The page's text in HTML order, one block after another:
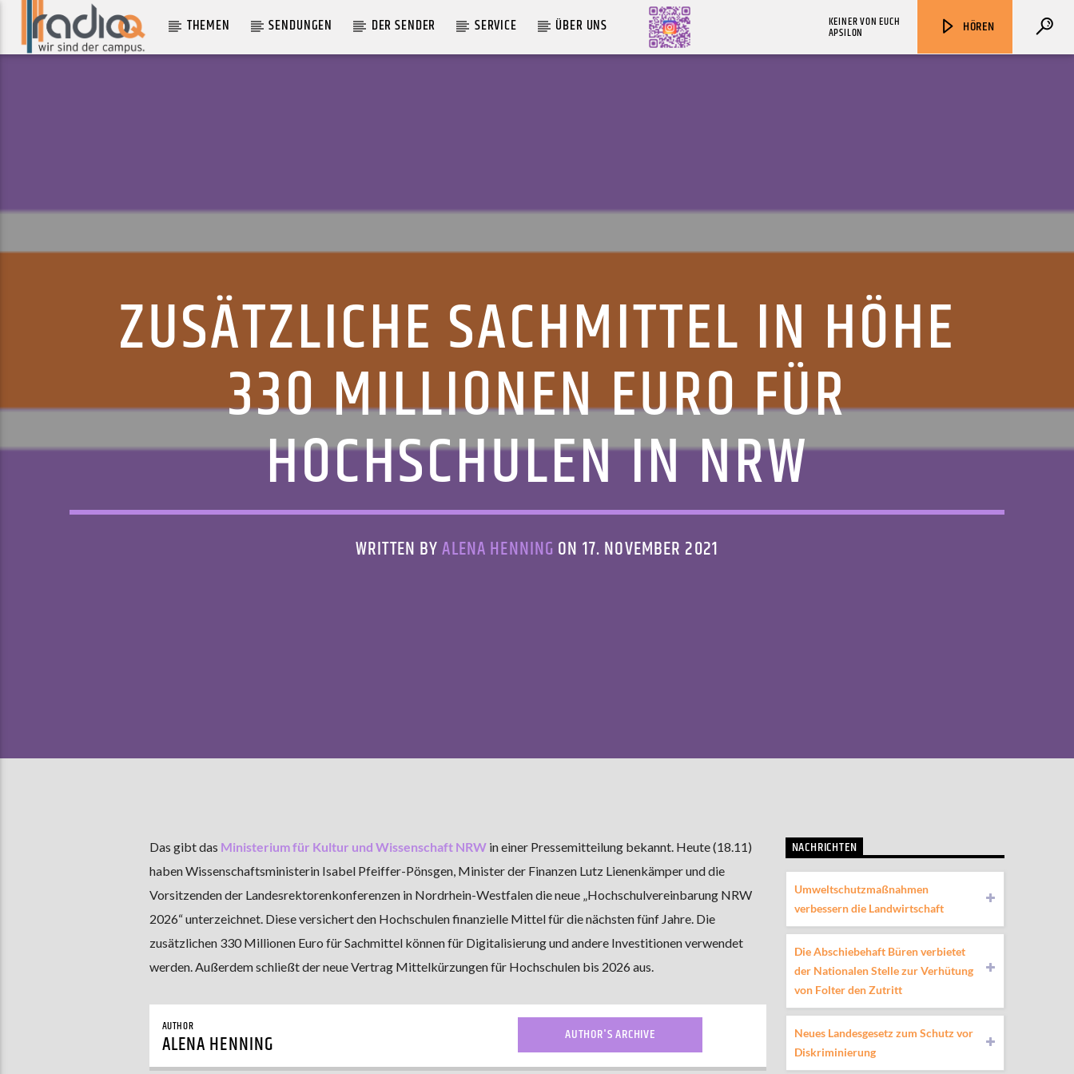
THEMEN SENDUNGEN DER SENDER SERVICE ÜBER UNS HÖREN
KEINER VON EUCH
APSILON
ZUSÄTZLICHE SACHMITTEL IN HÖHE
330 MILLIONEN EURO FÜR
HOCHSCHULEN IN NRW
WRITTEN BYALENA HENNING ON 17. NOVEMBER 2021
Das gibt das Ministerium für Kultur und Wissenschaft NRWin einer Pressemitteilung bekannt. Heute (18.11)
haben Wissenschaftsministerin Isabel Pfeiffer-Pönsgen, Minister der Finanzen Lutz Lienenkämper und die
Vorsitzenden der Landesrektorenkonferenzen in Nordrhein-Westfalen die neue „Hochschulvereinbarung NRW
2026“ unterzeichnet. Diese versichert den Hochschulen finanzielle Mittel für die nächsten fünf Jahre. Die
zusätzlichen 330 Millionen Euro für Sachmittel können für Digitalisierung und andere Investitionen verwendet
werden. Außerdem schließt der neue Vertrag Mittelkürzungen für Hochschulen bis 2026 aus.
AUTHOR
ALENA HENNING AUTHOR'S ARCHIVE
NACHRICHTEN
Umweltschutzmaßnahmen
verbessern die Landwirtschaft
Die Abschiebehaft Büren verbietet
der Nationalen Stelle zur Verhütung
von Folter den Zutritt
Neues Landesgesetz zum Schutz vor
Diskriminierung